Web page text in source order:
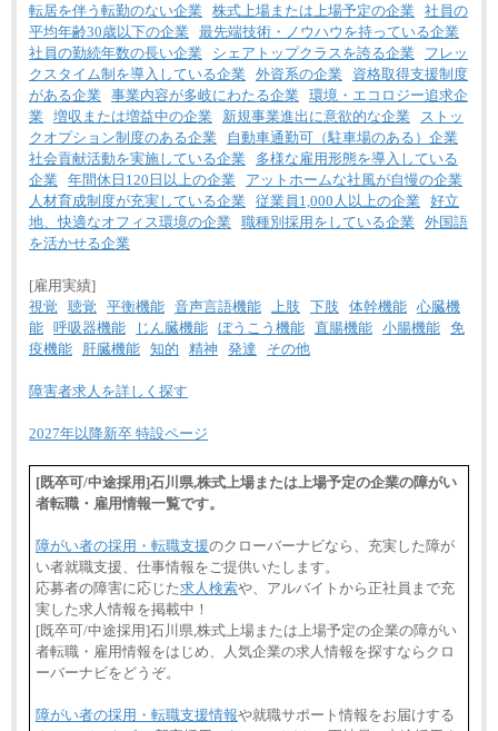
転居を伴う転勤のない企業 株式上場または上場予定の企業 社員の
平均年齢30歳以下の企業 最先端技術・ノウハウを持っている企業
社員の勤続年数の長い企業
シェアトップクラスを誇る企業
フレッ
クスタイム制を導入している企業 外資系の企業
資格取得支援制度
がある企業 事業内容が多岐にわたる企業 環境・エコロジー追求企
業 増収または増益中の企業 新規事業進出に意欲的な企業
ストッ
クオプション制度のある企業
自動車通勤可（駐車場のある）企業
社会貢献活動を実施している企業
多様な雇用形態を導入している
企業 年間休日120日以上の企業
アットホームな社風が自慢の企業
人材育成制度が充実している企業 従業員1,000人以上の企業 好立
地、快適なオフィス環境の企業 職種別採用をしている企業 外国語
を活かせる企業
[雇用実績]
視覚
聴覚 平衡機能 音声言語機能 上肢 下肢 体幹機能 心臓機
能 呼吸器機能 じん臓機能 ぼうこう機能 直腸機能 小腸機能 免
疫機能
肝臓機能 知的 精神 発達 その他
障害者求人を詳しく探す
2027年以降新卒 特設ページ
[既卒可/中途採用]石川県,株式上場または上場予定の企業の障がい
者転職・雇用情報一覧です。
障がい者の採用・転職支援のクローバーナビなら、充実した障が
い者就職支援、仕事情報をご提供いたします。
応募者の障害に応じた求人検索や、アルバイトから正社員まで充
実した求人情報を掲載中！
[既卒可/中途採用]石川県,株式上場または上場予定の企業の障がい
者転職・雇用情報をはじめ、人気企業の求人情報を探すならクロ
ーバーナビをどうぞ。
障がい者の採用・転職支援情報や就職サポート情報をお届けする